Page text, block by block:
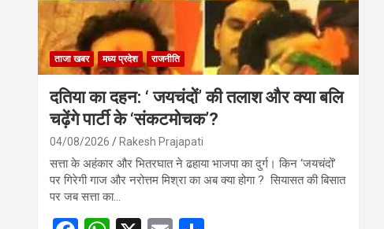
ताजा खबर मध्य प्रदेश राजनीति
दतिया का दहन: ‘ जयचंदों’ की तलाश और क्या बलि
चढ़ेंगे पार्टी के ‘संकटमोचक’?
04/08/2026 Rakesh Prajapati
सत्ता के अहंकार और भितरघात ने ढहाया भाजपा का दुर्ग। किन ‘जयचंदों’
पर गिरेगी गाज और नरोत्तम मिश्रा का अब क्या होगा ? सियासत की बिसात
पर जब सत्ता का…